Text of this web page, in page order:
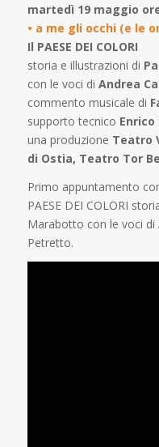
martedì 19 maggio
• a me gli occhi (e le
Il PAESE DEI COLORI
storia e illustrazioni di
con le voci di Andrea
commento musicale di
supporto tecnico Enrico
una produzione Teatro
di Ostia, Teatro Tor
Primo appuntamento
PAESE DEI COLORI
Marabotto con le voci di
Petretto.